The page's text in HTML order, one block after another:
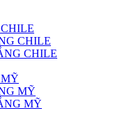
CHILE
CHILE
MỸ
MỸ